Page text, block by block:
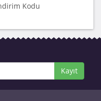
Kodu
Kayıt